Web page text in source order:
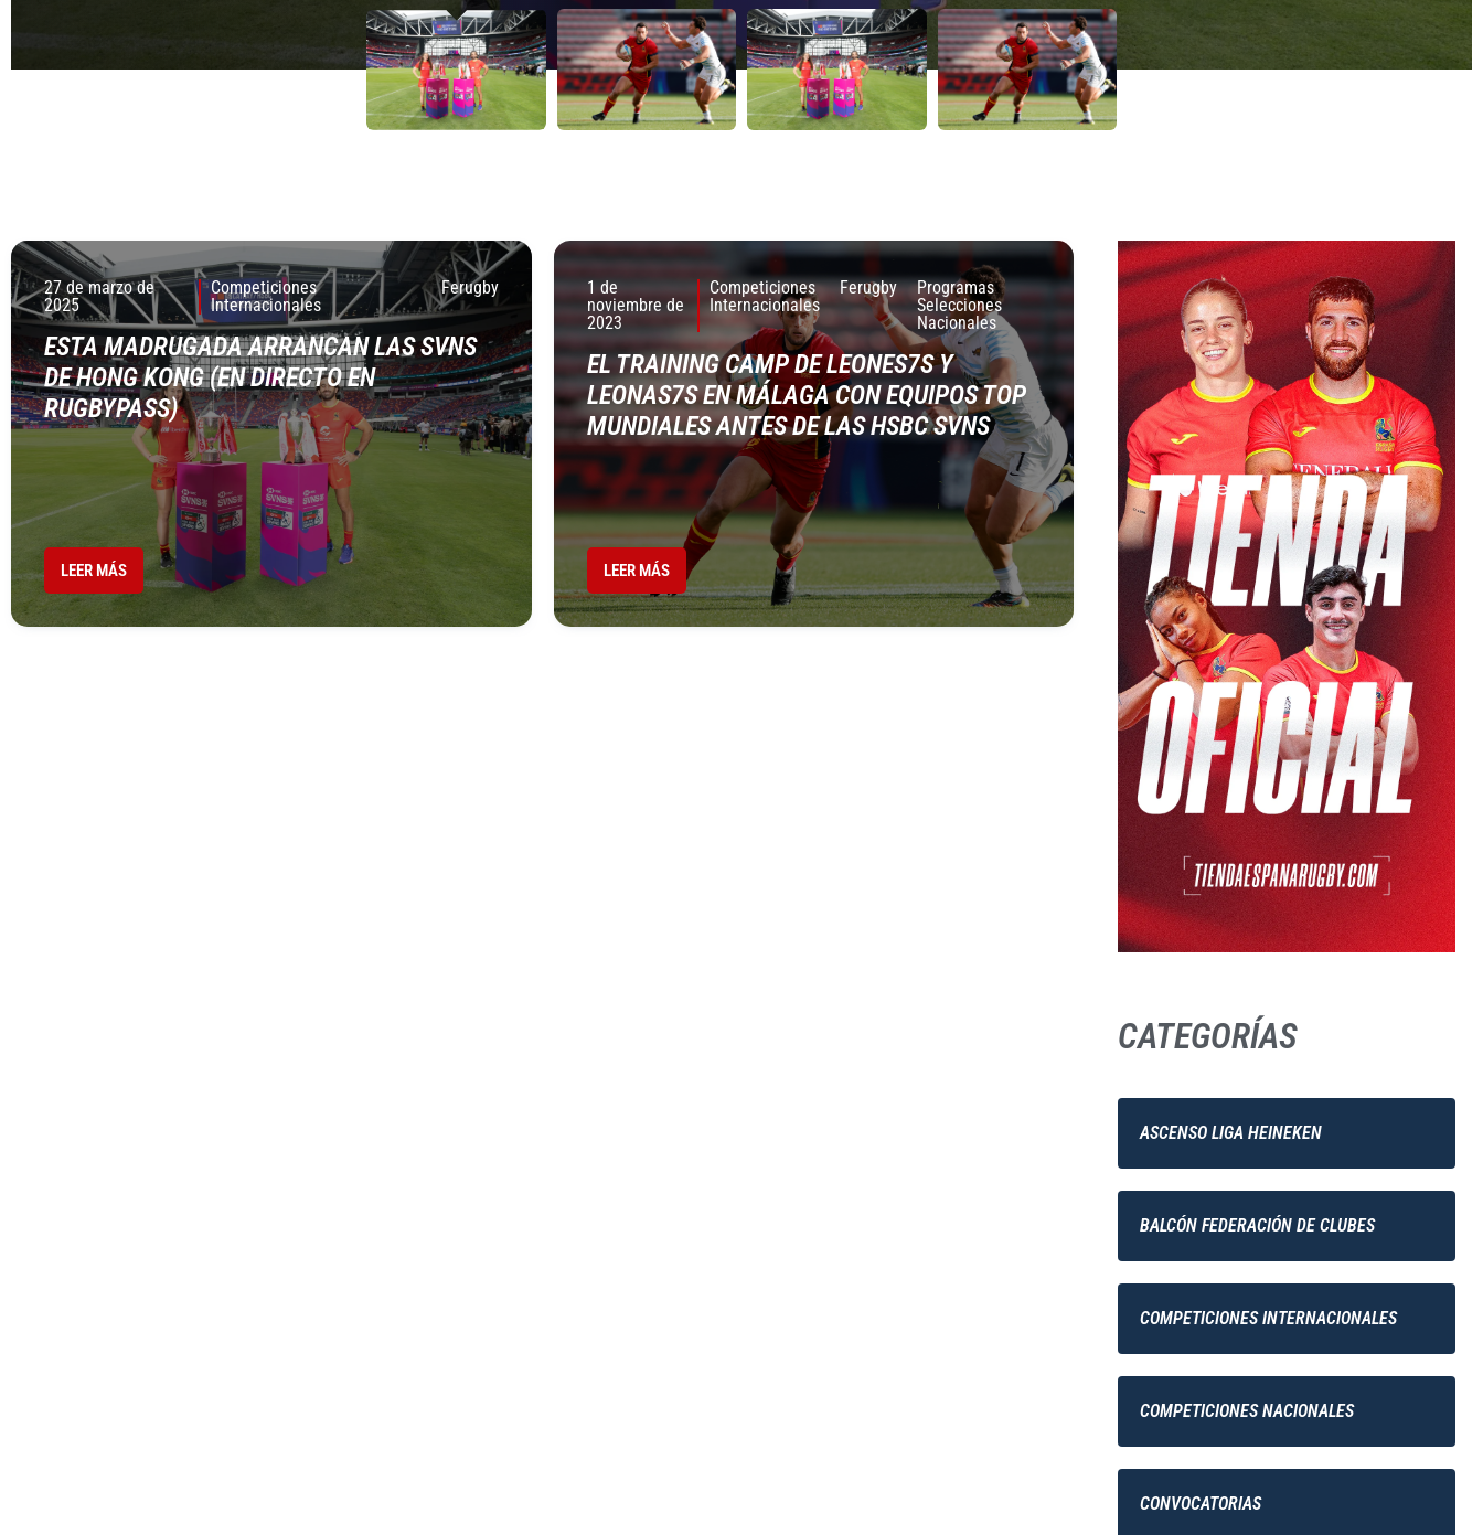
27 de marzo de
2025
Competiciones
Internacionales
Ferugby
ESTA MADRUGADA ARRANCAN LAS SVNS
DE HONG KONG (EN DIRECTO EN
RUGBYPASS)
LEER MÁS
1 de
noviembre de
2023
Competiciones
Internacionales
Ferugby
Programas
Selecciones
Nacionales
EL TRAINING CAMP DE LEONES7S Y
LEONAS7S EN MÁLAGA CON EQUIPOS TOP
MUNDIALES ANTES DE LAS HSBC SVNS
LEER MÁS
CATEGORÍAS
ASCENSO LIGA HEINEKEN
BALCÓN FEDERACIÓN DE CLUBES
COMPETICIONES INTERNACIONALES
COMPETICIONES NACIONALES
CONVOCATORIAS